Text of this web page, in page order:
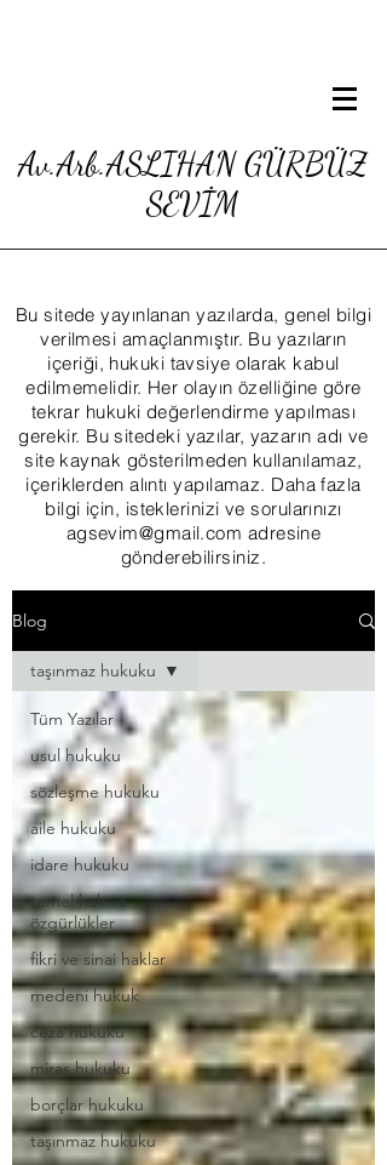
Av.Arb.ASLIHAN GÜRBÜZ
SEVİM
Bu sitede yayınlanan yazılarda, genel bilgi
verilmesi amaçlanmıştır. Bu yazıların
içeriği, hukuki tavsiye olarak kabul
edilmemelidir. Her olayın özelliğine göre
tekrar hukuki değerlendirme yapılması
gerekir. Bu sitedeki yazılar, yazarın adı ve
site kaynak gösterilmeden kullanılamaz,
içeriklerden alıntı yapılamaz. Daha fazla
bilgi için, isteklerinizi ve sorularınızı
agsevim@gmail.com adresine
gönderebilirsiniz.
Blog
Tüm Yazılar
usul hukuku
sözleşme hukuku
aile hukuku
idare hukuku
temel hak ve
özgürlükler
fikri ve sinai haklar
medeni hukuk
ceza hukuku
miras hukuku
borçlar hukuku
taşınmaz hukuku
taşınmaz hukuku